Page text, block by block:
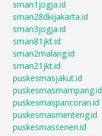
sman1jogja.id
sman28dkijakarta.id
sman3jogja.id
sman81jkt.id
sman2malang.id
sman21jkt.id
puskesmasjakut.id
puskesmasmampang.id
puskesmaspancoran.id
puskesmasmenteng.id
puskesmassenen.id